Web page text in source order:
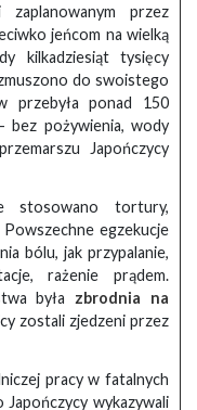
zaplanowanym przez
jeńcom na wielką
kilkadziesiąt tysięcy
do swoistego
przebyła ponad 150
bez pożywienia, wody
Japończycy
stosowano tortury,
egzekucje
bólu, jak przypalanie,
rażenie prądem.
była zbrodnia na
zostali zjedzeni przez
pracy w fatalnych
wykazywali